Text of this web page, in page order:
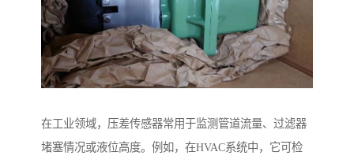
在工业领域，压差传感器常用于监测管道流量、过滤器
堵塞情况或液位高度。例如，在HVAC系统中，它可检